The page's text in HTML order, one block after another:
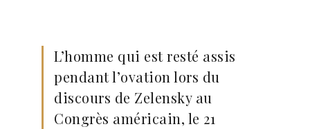
L’homme qui est resté assis
pendant l’ovation lors du
discours de Zelensky au
Congrès américain, le 21